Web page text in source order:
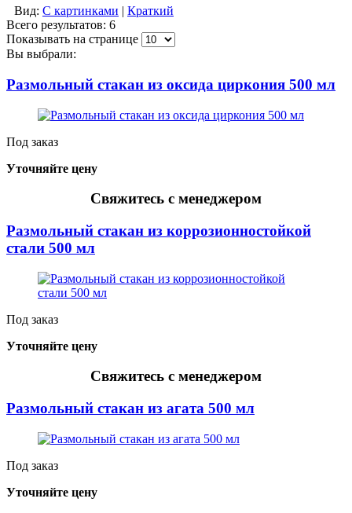
Вид: С картинками | Краткий
Всего результатов: 6
Показывать на странице
Вы выбрали:
Размольный стакан из оксида циркония 500 мл
Под заказ
Уточняйте цену
Свяжитесь с менеджером
Размольный стакан из коррозионностойкой
стали 500 мл
Под заказ
Уточняйте цену
Свяжитесь с менеджером
Размольный стакан из агата 500 мл
Под заказ
Уточняйте цену